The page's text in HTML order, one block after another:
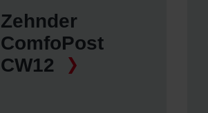
Zehnder
ComfoPost
CW12